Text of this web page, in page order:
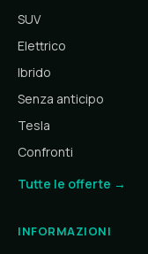
SUV
Elettrico
Ibrido
Senza anticipo
Tesla
Confronti
Tutte le offerte →
INFORMAZIONI